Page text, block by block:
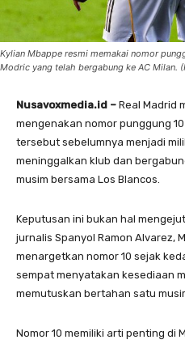
Kylian Mbappe resmi memakai nomor
Modric yang telah bergabung ke AC Milan.
Nusavoxmedia.id – Real Madrid
mengenakan nomor punggung
tersebut sebelumnya menjadi
meninggalkan klub dan
musim bersama Los Blancos.
Keputusan ini bukan hal
jurnalis Spanyol Ramon Alvarez,
menargetkan nomor 10 sejak
sempat menyatakan kesediaan
memutuskan bertahan satu
Nomor 10 memiliki arti penting di